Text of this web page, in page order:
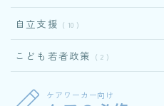
自立支援 10
こども若者政策 2
ケアワーカー向け